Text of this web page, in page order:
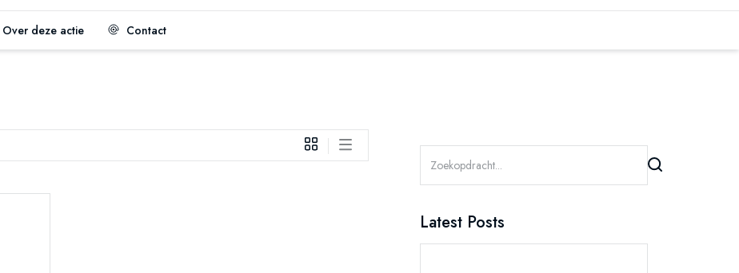
Over deze actie Contact
Latest Posts